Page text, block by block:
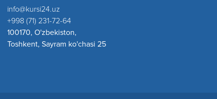
info@kursi24.uz
+998 (71) 231-72-64
100170, O'zbekiston,
Toshkent, Sayram ko'chasi 25